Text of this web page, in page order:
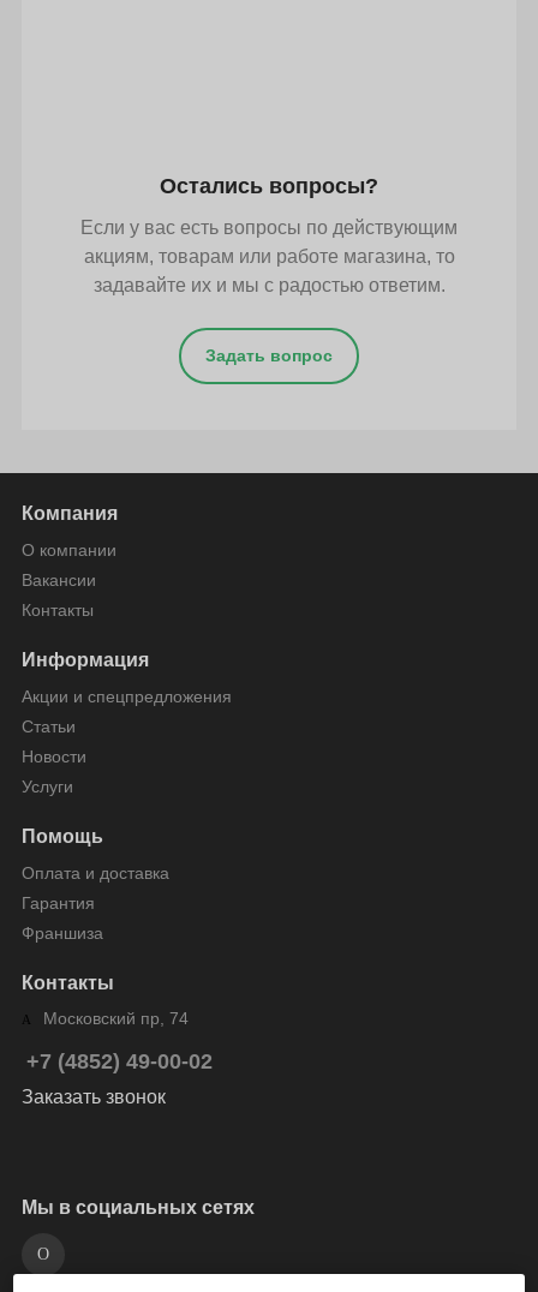
Остались вопросы?
Если у вас есть вопросы по действующим
акциям, товарам или работе магазина, то
задавайте их и мы с радостью ответим.
Задать вопрос
Компания
О компании
Вакансии
Контакты
Информация
Акции и спецпредложения
Статьи
Новости
Услуги
Помощь
Оплата и доставка
Гарантия
Франшиза
Контакты
Московский пр, 74
+7 (4852) 49-00-02
Заказать звонок
Мы в социальных сетях